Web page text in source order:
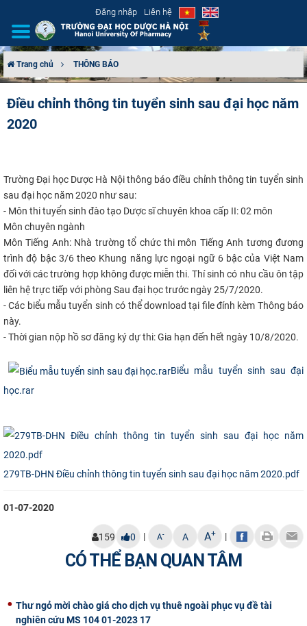
Đăng nhập Liên hệ
CƠ CẤU TỔ CHỨC
ĐÀO TẠO
ĐẢM BẢO CHẤT LƯỢNG
KHOA HỌC CÔNG NGHỆ
HTQT
CỰU NGƯỜI HỌC
Trang chủ THÔNG BÁO
Điều chỉnh thông tin tuyển sinh sau đại học năm
2020
Trường Đại học Dược Hà Nội thông báo điều chỉnh thông tin tuyển sinh
sau đại học năm 2020 như sau:
- Môn thi tuyển sinh đào tạo Dược sĩ chuyên khoa cấp II: 02 môn
Môn chuyên ngành
Môn Tiếng Anh: Nhà trường tổ chức thi môn Tiếng Anh tương đương
trình độ bậc 3/6 theo Khung năng lực ngoại ngữ 6 bậc của Việt Nam
đối với các trường hợp không được miễn thi. Thí sinh có nhu cầu ôn tập
liên hệ trực tiếp với phòng Sau đại học trước ngày 25/7/2020.
- Các biểu mẫu tuyển sinh có thể download tại file đính kèm Thông báo
này.
- Thời gian nộp hồ sơ đăng ký dự thi: Gia hạn đến hết ngày 10/8/2020.
Biểu mẫu tuyển sinh sau đại
học.rar
279TB-DHN Điều chỉnh thông tin tuyển sinh sau đại học năm 2020.pdf
01-07-2020
159 0 | A- A A+ |
CÓ THỂ BẠN QUAN TÂM
Thư ngỏ mời chào giá cho dịch vụ thuê ngoài phục vụ đề tài
nghiên cứu MS 104 01-2023 17